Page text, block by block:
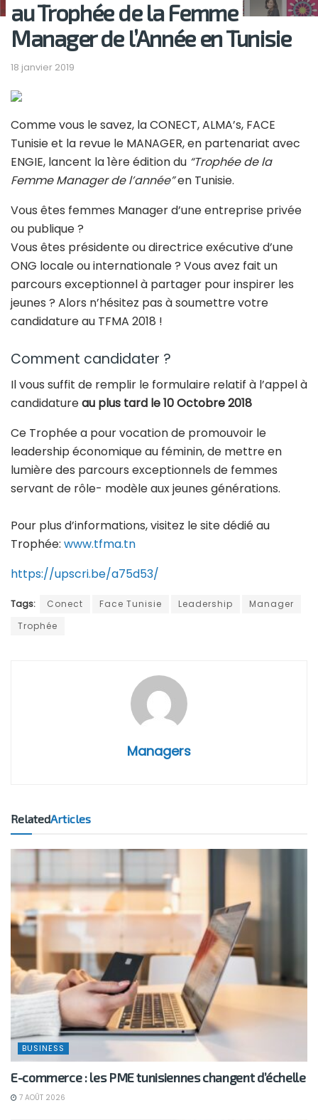
au Trophée de la Femme
Manager de l’Année en Tunisie
18 janvier 2019
Comme vous le savez, la CONECT, ALMA’s, FACE
Tunisie et la revue le MANAGER, en partenariat avec
ENGIE, lancent la 1ère édition du “Trophée de la
Femme Manager de l’année”en Tunisie.
Vous êtes femmes Manager d’une entreprise privée
ou publique ?
Vous êtes présidente ou directrice exécutive d’une
ONG locale ou internationale ? Vous avez fait un
parcours exceptionnel à partager pour inspirer les
jeunes ? Alors n’hésitez pas à soumettre votre
candidature au TFMA 2018 !
Comment candidater ?
Il vous suffit de remplir le formulaire relatif à l’appel à
candidatureau plus tard le 10 Octobre 2018
Ce Trophée a pour vocation de promouvoir le
leadership économique au féminin, de mettre en
lumière des parcours exceptionnels de femmes
servant de rôle- modèle aux jeunes générations.
Pour plus d’informations, visitez le site dédié au
Trophée: www.tfma.tn
https://upscri.be/a75d53/
Tags: Conect Face Tunisie Leadership
Manager
Trophée
Managers
RelatedArticles
BUSINESS
E-commerce : les PME tunisiennes changent d’échelle
7 AOÛT 2026